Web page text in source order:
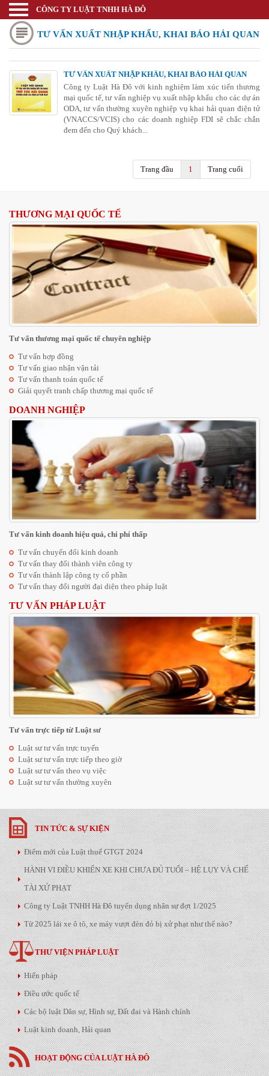
Luật sư
Trang chủ
Thương mại quốc tế
Thành lập doanh nghiệp
Thay đổi đăng ký kinh doanh
Bảo hộ nhãn hiệu
Giấy phép Y tế - Văn Hóa
Thư viện pháp luật
CÔNG TY LUẬT TNHH HÀ ĐÔ
TƯ VẤN XUẤT NHẬP KHẨU, KHAI BÁO HẢI QUAN
TƯ VẤN XUẤT NHẬP KHẨU, KHAI BÁO HẢI QUAN
Công ty Luật Hà Đô với kinh nghiệm làm xúc tiến thương
mại quốc tế, tư vấn nghiệp vụ xuất nhập khẩu cho các dự án
ODA, tư vấn thường xuyên nghiệp vụ khai hải quan điện tử
(VNACCS/VCIS) cho các doanh nghiệp FDI sẽ chắc chắn
đem đến cho Quý khách...
Trang đầu 1 Trang cuối
THƯƠNG MẠI QUỐC TẾ
Tư vấn thương mại quốc tế chuyên nghiệp
Tư vấn hợp đồng
Tư vấn giao nhận vận tải
Tư vấn thanh toán quốc tế
Giải quyết tranh chấp thương mại quốc tế
DOANH NGHIỆP
Tư vấn kinh doanh hiệu quả, chi phí thấp
Tư vấn chuyển đổi kinh doanh
Tư vấn thay đổi thành viên công ty
Tư vấn thành lập công ty cổ phần
Tư vấn thay đổi người đại diện theo pháp luật
TƯ VẤN PHÁP LUẬT
Tư vấn trực tiếp từ Luật sư
Luật sư tư vấn trực tuyến
Luật sư tư vấn trực tiếp theo giờ
Luật sư tư vấn theo vụ việc
Luật sư tư vấn thường xuyên
TIN TỨC & SỰ KIỆN
Điểm mới của Luật thuế GTGT 2024
HÀNH VI ĐIỀU KHIỂN XE KHI CHƯA ĐỦ TUỔI – HỆ LỤY VÀ CHẾ
TÀI XỬ PHẠT
Công ty Luật TNHH Hà Đô tuyển dụng nhân sự đợt 1/2025
Từ 2025 lái xe ô tô, xe máy vượt đèn đỏ bị xử phạt như thế nào?
THƯ VIỆN PHÁP LUẬT
Hiến pháp
Điều ước quốc tế
Các bộ luật Dân sự, Hình sự, Đất đai và Hành chính
Luật kinh doanh, Hải quan
HOẠT ĐỘNG CỦA LUẬT HÀ ĐÔ